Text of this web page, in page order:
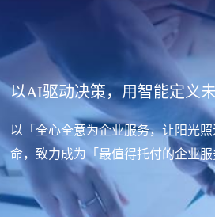
以AI驱动决策，用智能定义
以「全心全意为企业服务，让阳光
命，致力成为「最值得托付的企业服